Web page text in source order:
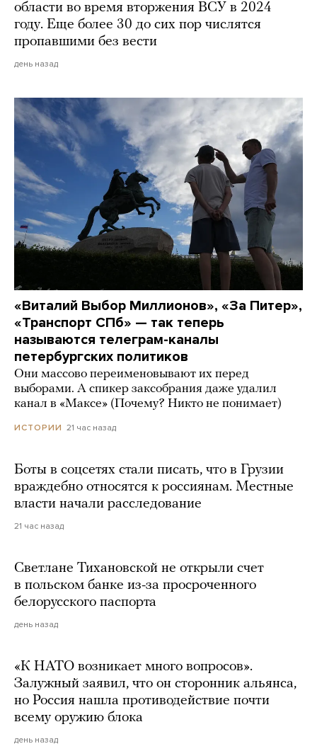
области во время вторжения ВСУ в 2024
году. Еще более 30 до сих пор числятся
пропавшими без вести
день назад
«Виталий Выбор Миллионов», «За Питер»,
«Транспорт СПб» — так теперь
называются телеграм-каналы
петербургских политиков
Они массово переименовывают их перед
выборами. А спикер заксобрания даже удалил
канал в «Максе» (Почему? Никто не понимает)
ИСТОРИИ 21 час назад
Боты в соцсетях стали писать, что в Грузии
враждебно относятся к россиянам. Местные
власти начали расследование
21 час назад
Светлане Тихановской не открыли счет
в польском банке из-за просроченного
белорусского паспорта
день назад
«К НАТО возникает много вопросов».
Залужный заявил, что он сторонник альянса,
но Россия нашла противодействие почти
всему оружию блока
день назад